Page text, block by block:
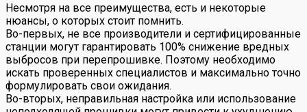
Несмотря на все преимущества, есть и некоторые
нюансы, о которых стоит помнить.
Во-первых, не все производители и сертифицированные
станции могут гарантировать 100% снижение вредных
выбросов при перепрошивке. Поэтому необходимо
искать проверенных специалистов и максимально точно
формулировать свои ожидания.
Во-вторых, неправильная настройка или использование